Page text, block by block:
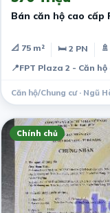
Bán căn hộ cao cấp
📐 75 m² 🛏 2 PN
📍FPT Plaza 2 - Căn
Căn hộ/Chung cư · Ngũ
Chính chủ